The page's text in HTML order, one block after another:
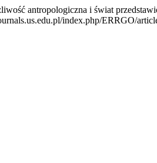
antropologiczna i świat
index.php/ERRGO/